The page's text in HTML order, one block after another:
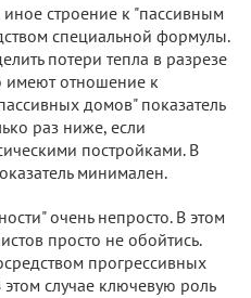
иное строение к "пассивным
специальной формулы.
потери тепла в разрезе
имеют отношение к
домов" показатель
раз ниже, если
постройками. В
минимален.
очень непросто. В этом
просто не обойтись.
прогрессивных
этом случае ключевую роль